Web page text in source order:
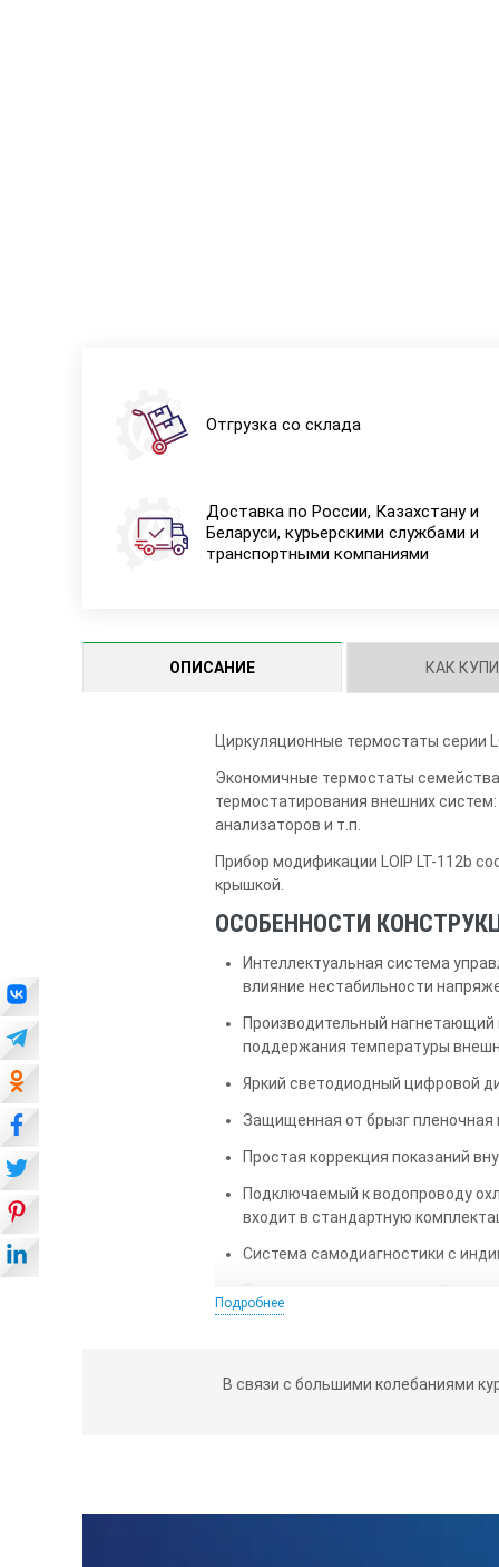
Отгрузка со склада
Доставка по России, Казахстану и
Беларуси, курьерскими службами и
транспортными компаниями
ОПИСАНИЕ КАК
Циркуляционные термостаты серии
Экономичные термостаты
термостатирования внешних
анализаторов и т.п.
Прибор модификации LOIP LT-112b
крышкой.
ОСОБЕННОСТИ
Интеллектуальная система
влияние нестабильности
Производительный
поддержания температуры
Яркий светодиодный цифровой
Защищенная от брызг пленочная
Простая коррекция показаний
Подключаемый к водопроводу
входит в стандартную
Система самодиагностики с
обрыва в цепи датчика
при чистке.
Внешний корпус ванны выполнен
Подробнее
В связи с большими колебаниями